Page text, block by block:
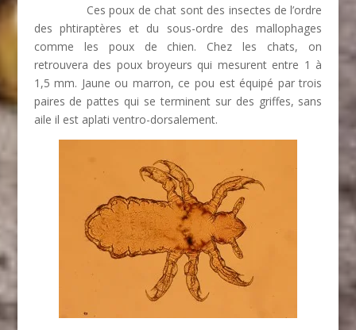
Ces poux de chat sont des insectes de l’ordre
des phtiraptères et du sous-ordre des mallophages
comme les poux de chien. Chez les chats, on
retrouvera des poux broyeurs qui mesurent entre 1 à
1,5 mm. Jaune ou marron, ce pou est équipé par trois
paires de pattes qui se terminent sur des griffes, sans
aile il est aplati ventro-dorsalement.